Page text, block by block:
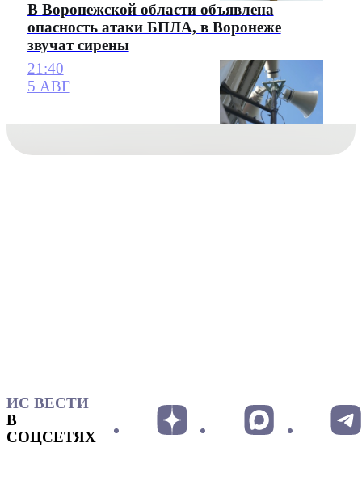
В Воронежской области объявлена
опасность атаки БПЛА, в Воронеже
звучат сирены
21:40
5 АВГ
ИС ВЕСТИ
В
СОЦСЕТЯХ